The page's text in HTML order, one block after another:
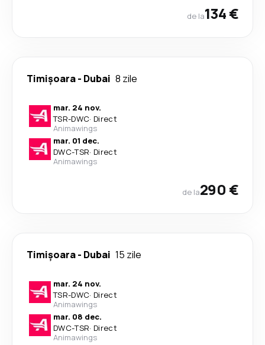
de la134 €
Timișoara- Dubai 8 zile
mar. 24 nov.
TSR-DWC· Direct
Animawings
mar. 01 dec.
DWC-TSR· Direct
Animawings
de la290 €
Timișoara- Dubai 15 zile
mar. 24 nov.
TSR-DWC· Direct
Animawings
mar. 08 dec.
DWC-TSR· Direct
Animawings